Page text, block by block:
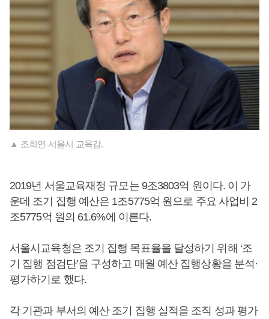
▲ 조희연 서울시 교육감.
2019년 서울교육재정 규모는 9조3803억 원이다. 이 가
운데 조기 집행 예산은 1조5775억 원으로 주요 사업비 2
조5775억 원의 61.6%에 이른다.
서울시교육청은 조기 집행 목표율을 달성하기 위해 ‘조
기 집행 점검단’을 구성하고 매월 예산 집행상황을 분석·
평가하기로 했다.
각 기관과 부서의 예산 조기 집행 실적을 조직 성과 평가